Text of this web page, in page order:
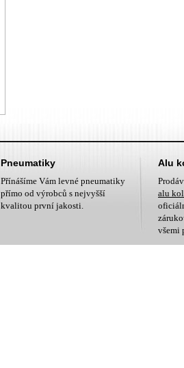
Pneumatiky
Přínášíme Vám levné pneumatiky
přímo od výrobců s nejvyšší
kvalitou první jakosti.
Alu
alu
všemi